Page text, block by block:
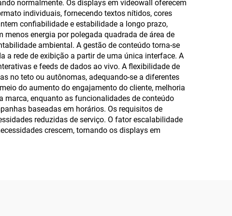
normalmente. Os displays em videowall oferecem
individuais, fornecendo textos nítidos, cores
confiabilidade e estabilidade a longo prazo,
energia por polegada quadrada de área de
ambiental. A gestão de conteúdo torna-se
a rede de exibição a partir de uma única interface. A
e feeds de dados ao vivo. A flexibilidade de
no teto ou autônomas, adequando-se a diferentes
do aumento do engajamento do cliente, melhoria
marca, enquanto as funcionalidades de conteúdo
baseadas em horários. Os requisitos de
reduzidas de serviço. O fator escalabilidade
crescem, tornando os displays em